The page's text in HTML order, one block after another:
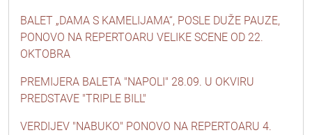
BALET „DAMA S KAMELIJAMA“, POSLE DUŽE PAUZE,
PONOVO NA REPERTOARU VELIKE SCENE OD 22.
OKTOBRA
PREMIJERA BALETA "NAPOLI" 28.09. U OKVIRU
PREDSTAVE "TRIPLE BILL"
VERDIJEV "NABUKO" PONOVO NA REPERTOARU 4.